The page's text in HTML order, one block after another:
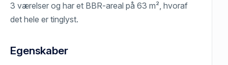
3 værelser og har et BBR-areal på 63 m², hvoraf
det hele er tinglyst.
Egenskaber